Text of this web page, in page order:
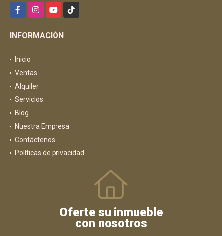
FacebookInstagramYouTubeTikTok
INFORMACIÓN
Inicio
Ventas
Alquiler
Servicios
Blog
Nuestra Empresa
Contáctenos
Políticas de privacidad
Oferte su inmueble
con nosotros